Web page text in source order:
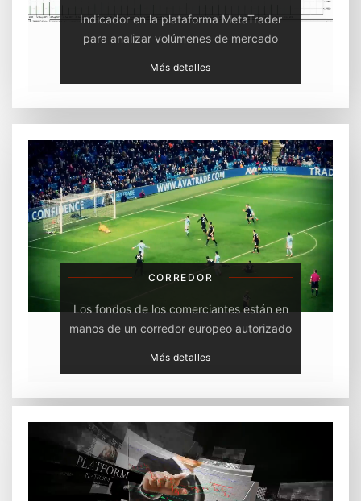
Indicador en la plataforma MetaTrader
para analizar volúmenes de mercado
Más detalles
CORREDOR
Los fondos de los comerciantes están en
manos de un corredor europeo autorizado
Más detalles